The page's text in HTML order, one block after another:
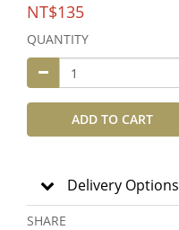
NT$135
QUANTITY
ADD TO CART
Delivery Options
SHARE